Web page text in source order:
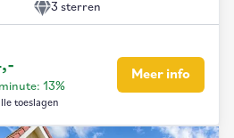
3 sterren
13%
toeslagen
Meer info